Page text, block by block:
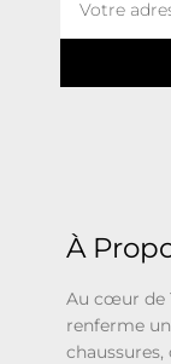
À
Au cœur de
renferme
chaussures,